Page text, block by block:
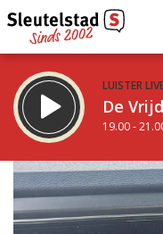
LUISTER
De
19.00 -
STRAKS:
De avond van
21.00 - 0.00 uur
Vorig uur